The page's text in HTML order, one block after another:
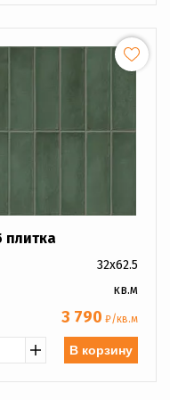
плитка
32x62.5
кв.м
3 790 ₽/кв.м
В корзину